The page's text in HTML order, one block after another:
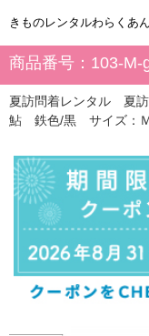
きものレンタルわらくあ
商品番号：103-M-
夏訪問着レンタル 夏
鮎 鉄色/黒 サイズ：